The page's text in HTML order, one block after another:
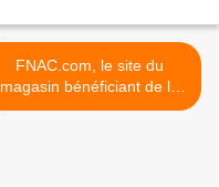
FNAC.com, le site du
magasin bénéficiant de la
meilleure >